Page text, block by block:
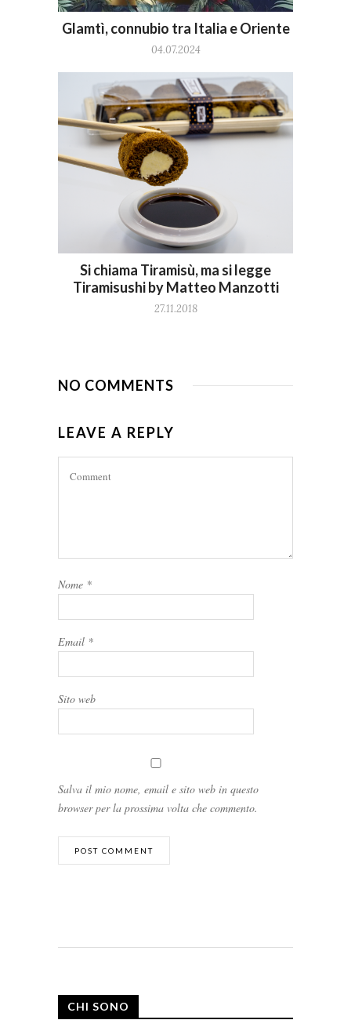
Glamtì, connubio tra Italia e Oriente
04.07.2024
Si chiama Tiramisù, ma si legge
Tiramisushi by Matteo Manzotti
27.11.2018
NO COMMENTS
LEAVE A REPLY
Nome *
Email *
Sito web
Salva il mio nome, email e sito web in questo
browser per la prossima volta che commento.
CHI SONO